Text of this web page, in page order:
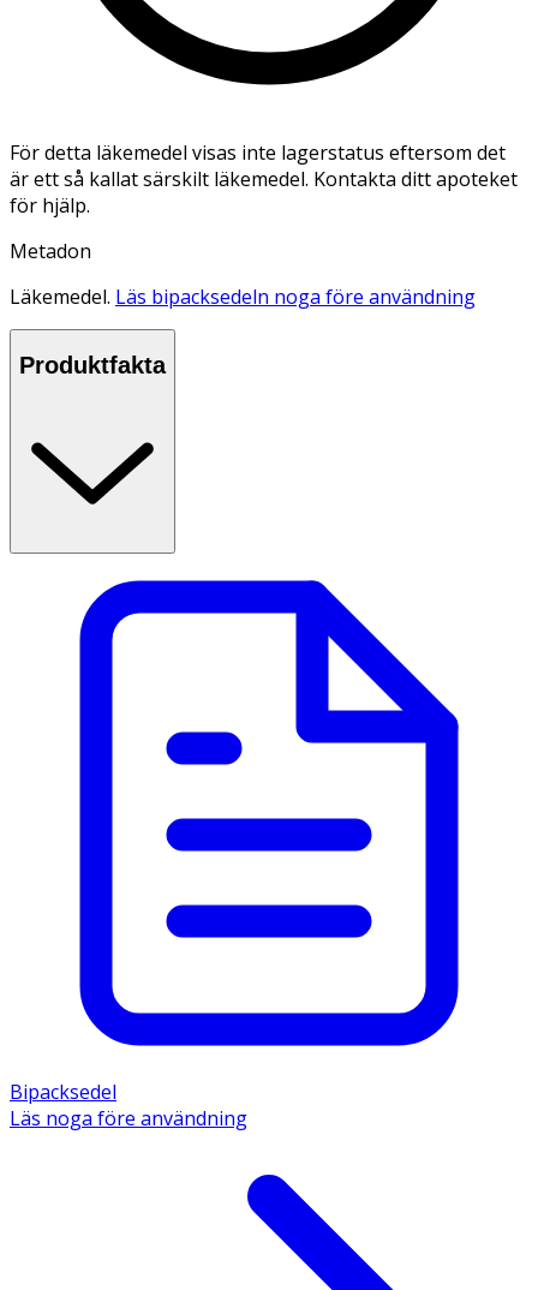
För detta läkemedel visas inte lagerstatus eftersom det
är ett så kallat särskilt läkemedel. Kontakta ditt apoteket
för hjälp.
Metadon
Läkemedel. Läs bipacksedeln noga före användning
Produktfakta
Bipacksedel
Läs noga före användning